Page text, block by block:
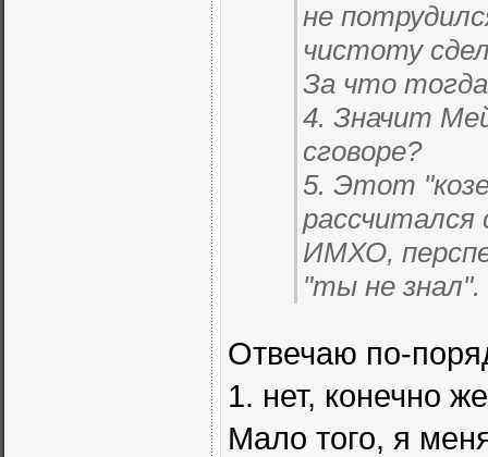
не
чистоту
За что тогда
4. Значит
сговоре?
5. Этот
рассчитался
ИМХО,
"ты не знал".
Отвечаю по-
1. нет, конечно
Мало того, я